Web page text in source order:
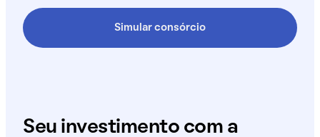
Simular consórcio
Seu investimento com a